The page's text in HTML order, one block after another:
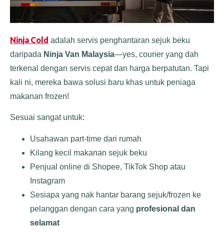
Ninja Cold adalah servis penghantaran sejuk beku
daripada Ninja Van Malaysia—yes, courier yang dah
terkenal dengan servis cepat dan harga berpatutan. Tapi
kali ni, mereka bawa solusi baru khas untuk peniaga
makanan frozen!
Sesuai sangat untuk:
Usahawan part-time dari rumah
Kilang kecil makanan sejuk beku
Penjual online di Shopee, TikTok Shop atau
Instagram
Sesiapa yang nak hantar barang sejuk/frozen ke
pelanggan dengan cara yang profesional dan
selamat